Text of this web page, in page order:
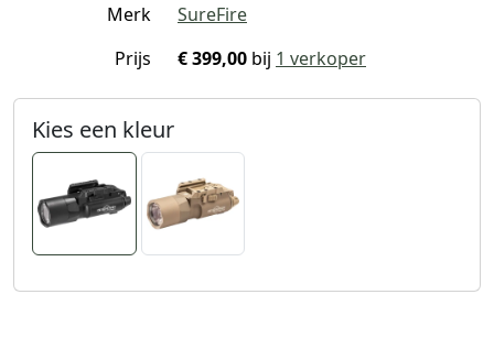
Merk
SureFire
Prijs
€ 399,00 bij 1 verkoper
Kies een kleur